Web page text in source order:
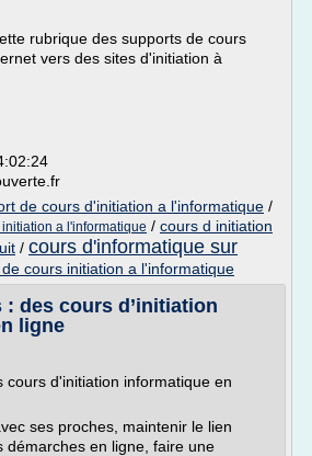
rubrique des supports de cours
vers des sites d'initiation à
de cours d'initiation a l'informatique /
a l'informatique / cours d initiation
/ cours d'informatique sur
cours initiation a l'informatique
: des cours d’initiation
ligne
cours d'initiation informatique en
ses proches, maintenir le lien
démarches en ligne, faire une